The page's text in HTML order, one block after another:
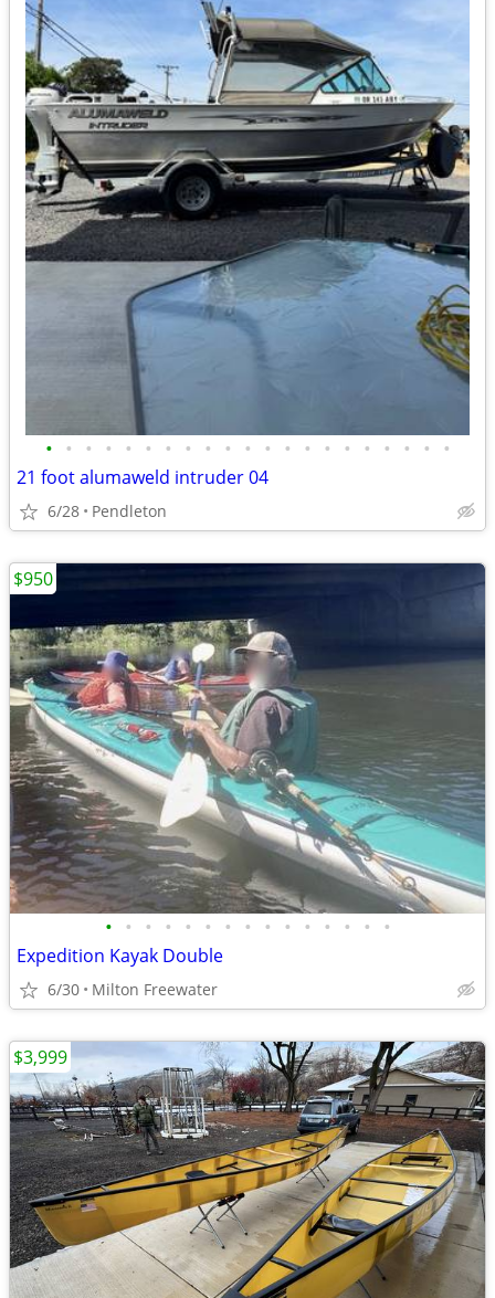
• • • • • • • • • • • • • • • • • • • • •
21 foot alumaweld intruder 04
6/28 Pendleton
• • • • • • • • • • • • • • •
Expedition Kayak Double
6/30 Milton Freewater
$950
$3,999